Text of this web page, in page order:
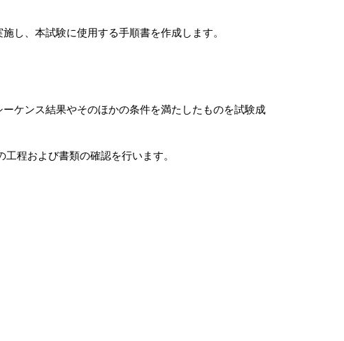
し、本試験に使用する手順書を作成します。
ケンス結果やそのほかの条件を満たしたものを試験成
程および書類の確認を行います。